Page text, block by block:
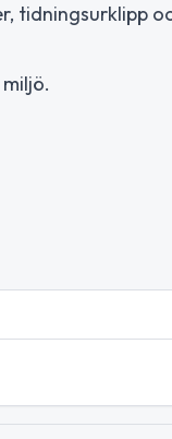
tidningsurklipp